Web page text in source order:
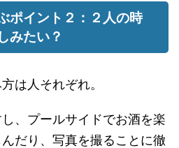
ポイント２：２人の時
みたい？
は人それぞれ。
、プールサイドでお酒を楽
だり、写真を撮ることに徹